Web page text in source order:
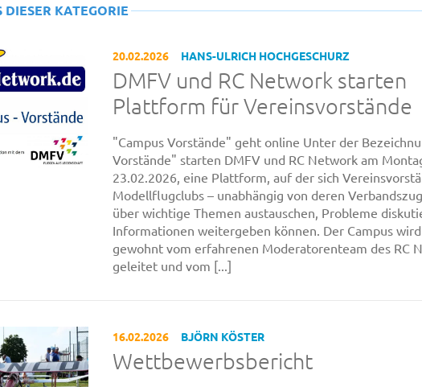
DIESER KATEGORIE
20.02.2026 HANS-ULRICH HOCHGESCHURZ
DMFV und RC Network starten
Plattform für Vereinsvorstände
"Campus Vorstände" geht online Unter der
Vorstände" starten DMFV und RC Network am
23.02.2026, eine Plattform, auf der sich
Modellflugclubs – unabhängig von deren
über wichtige Themen austauschen, Probleme
Informationen weitergeben können. Der Campus
gewohnt vom erfahrenen Moderatorenteam des RC
geleitet und vom [...]
16.02.2026 BJÖRN KÖSTER
Wettbewerbsbericht